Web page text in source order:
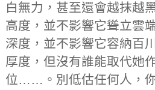
白無力，甚至還會越抹越
高度，並不影響它聳立雲
深度，並不影響它容納百
厚度，但沒有誰能取代她
位……。別低估任何人，